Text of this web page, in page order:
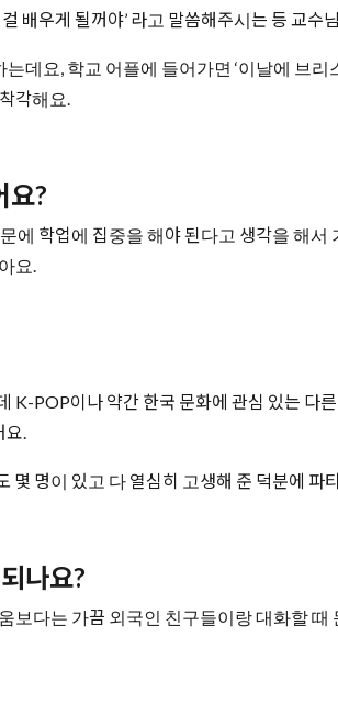
걸 배우게 될꺼야’ 라고 말씀해주시는 등 교
데요, 학교 어플에 들어가면 ‘이날에 브
각해요.
요?
에 학업에 집중을 해야 된다고 생각을 해
요.
POP이나 약간 한국 문화에 관심 있는 다
요.
몇 명이 있고 다 열심히 고생해 준 덕분에 파
나요?
보다는 가끔 외국인 친구들이랑 대화할